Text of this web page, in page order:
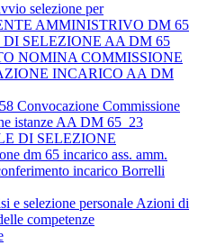
selezione per
AMMINISTRIVO DM 65
DI SELEZIONE AA DM 65
NOMINA COMMISSIONE
INCARICO AA DM
Convocazione Commissione
istanze AA DM 65_23
DI SELEZIONE
dm 65 incarico ass. amm.
incarico Borrelli
e selezione personale Azioni di
competenze